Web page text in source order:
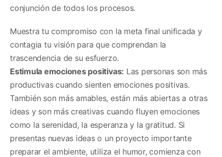
conjunción de todos los procesos.
Muestra tu compromiso con la meta final unificada y
contagia tu visión para que comprendan la
trascendencia de su esfuerzo.
Estimula emociones positivas: Las personas son más
productivas cuando sienten emociones positivas.
También son más amables, están más abiertas a otras
ideas y son más creativas cuando fluyen emociones
como la serenidad, la esperanza y la gratitud. Si
presentas nuevas ideas o un proyecto importante
preparar el ambiente, utiliza el humor, comienza con